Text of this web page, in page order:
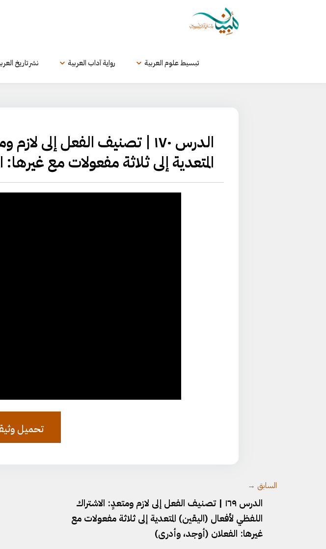
تبسيط علوم العربية رواية آداب العربية نشر تاريخ
الدرس ١٧٠ | تصنيف الفعل إلى
المتعدية إلى ثلاثة مفعولات مع
تحميل
السابق →
الدرس ١٦٩ | تصنيف الفعل إلى لازم ومتعدٍ: الاشتراك
اللفظي لأفعال (اليقين) المتعدية إلى ثلاثة مفعولات مع
غيرها: الفعلان (أوجد، وأدرى)